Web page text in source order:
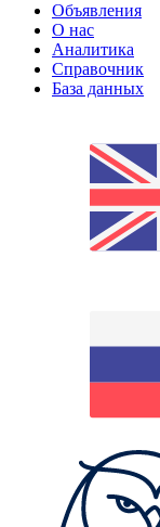
Объявления
О нас
Аналитика
Справочник
База данных